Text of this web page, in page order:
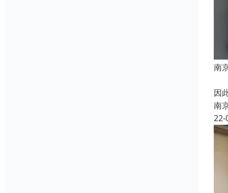
南
因
南
22-